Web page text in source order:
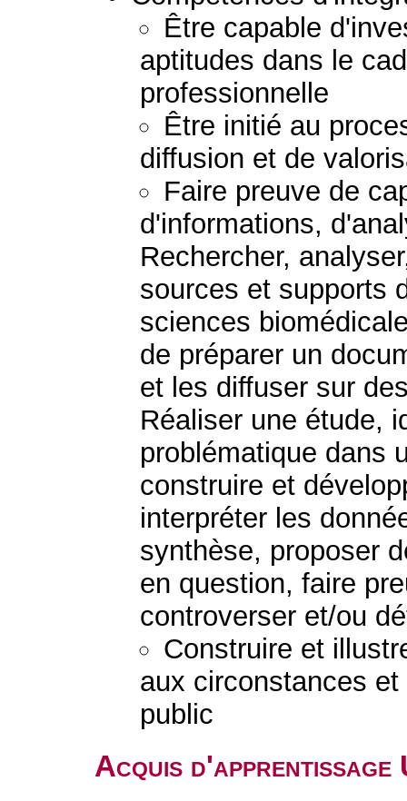
Être capable
aptitudes dans le
professionnelle
Être initié au
diffusion et de
Faire preuve de
d'informations,
Rechercher,
sources et supports
sciences
de préparer un
et les diffuser sur
Réaliser une étude,
problématique dans
construire et
interpréter les
synthèse, proposer
en question, faire
controverser et/ou
Construire et
aux circonstances
public
Acquis d'apprentissage